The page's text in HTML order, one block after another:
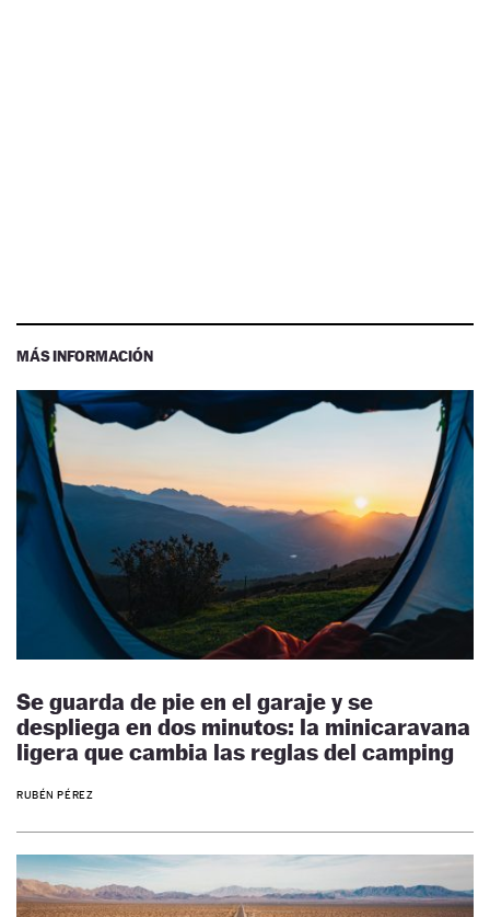
MÁS INFORMACIÓN
Se guarda de pie en el garaje y se
despliega en dos minutos: la minicaravana
ligera que cambia las reglas del camping
RUBÉN PÉREZ